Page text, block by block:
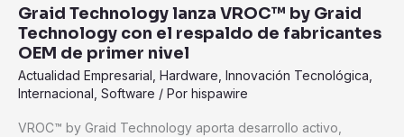
Graid Technology lanza VROC™ by Graid
Technology con el respaldo de fabricantes
OEM de primer nivel
Actualidad Empresarial Hardware Innovación Tecnológica
Internacional Software / Por hispawire
VROC™ by Graid Technology aporta desarrollo activo,
de
fabricantes
OEM
de
primer